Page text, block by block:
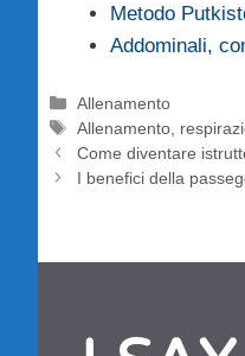
Metodo
Addominali,
Categorie
Allenamento
Tag
Allenamento
Come diventare
I benefici della